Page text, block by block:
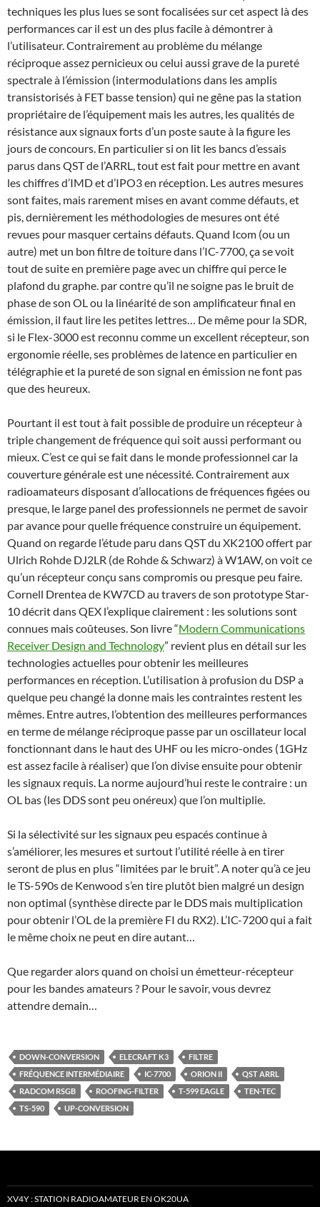
techniques les plus lues se sont focalisées sur cet aspect là des
performances car il est un des plus facile à démontrer à
l’utilisateur. Contrairement au problème du mélange
réciproque assez pernicieux ou celui aussi grave de la pureté
spectrale à l’émission (intermodulations dans les amplis
transistorisés à FET basse tension) qui ne gêne pas la station
propriétaire de l’équipement mais les autres, les qualités de
résistance aux signaux forts d’un poste saute à la figure les
jours de concours. En particulier si on lit les bancs d’essais
parus dans QST de l’ARRL, tout est fait pour mettre en avant
les chiffres d’IMD et d’IPO3 en réception. Les autres mesures
sont faites, mais rarement mises en avant comme défauts, et
pis, dernièrement les méthodologies de mesures ont été
revues pour masquer certains défauts. Quand Icom (ou un
autre) met un bon filtre de toiture dans l’IC-7700, ça se voit
tout de suite en première page avec un chiffre qui perce le
plafond du graphe. par contre qu’il ne soigne pas le bruit de
phase de son OL ou la linéarité de son amplificateur final en
émission, il faut lire les petites lettres… De même pour la SDR,
si le Flex-3000 est reconnu comme un excellent récepteur, son
ergonomie réelle, ses problèmes de latence en particulier en
télégraphie et la pureté de son signal en émission ne font pas
que des heureux.
Pourtant il est tout à fait possible de produire un récepteur à
triple changement de fréquence qui soit aussi performant ou
mieux. C’est ce qui se fait dans le monde professionnel car la
couverture générale est une nécessité. Contrairement aux
radioamateurs disposant d’allocations de fréquences figées ou
presque, le large panel des professionnels ne permet de savoir
par avance pour quelle fréquence construire un équipement.
Quand on regarde l’étude paru dans QST du XK2100 offert par
Ulrich Rohde DJ2LR (de Rohde & Schwarz) à W1AW, on voit ce
qu’un récepteur conçu sans compromis ou presque peu faire.
Cornell Drentea de KW7CD au travers de son prototype Star-
10 décrit dans QEX l’explique clairement : les solutions sont
connues mais coûteuses. Son livre “Modern Communications
Receiver Design and Technology” revient plus en détail sur les
technologies actuelles pour obtenir les meilleures
performances en réception. L’utilisation à profusion du DSP a
quelque peu changé la donne mais les contraintes restent les
mêmes. Entre autres, l’obtention des meilleures performances
en terme de mélange réciproque passe par un oscillateur local
fonctionnant dans le haut des UHF ou les micro-ondes (1GHz
est assez facile à réaliser) que l’on divise ensuite pour obtenir
les signaux requis. La norme aujourd’hui reste le contraire : un
OL bas (les DDS sont peu onéreux) que l’on multiplie.
Si la sélectivité sur les signaux peu espacés continue à
s’améliorer, les mesures et surtout l’utilité réelle à en tirer
seront de plus en plus “limitées par le bruit”. A noter qu’à ce jeu
le TS-590s de Kenwood s’en tire plutôt bien malgré un design
non optimal (synthèse directe par le DDS mais multiplication
pour obtenir l’OL de la première FI du RX2). L’IC-7200 qui a fait
le même choix ne peut en dire autant…
Que regarder alors quand on choisi un émetteur-récepteur
pour les bandes amateurs ? Pour le savoir, vous devrez
attendre demain…
DOWN-CONVERSION ELECRAFT K3
FILTRE
FRÉQUENCE INTERMÉDIAIRE
IC-7700 ORION II
QST ARRL
RADCOM RSGB
ROOFING-FILTER T-599 EAGLE
TEN-TEC
TS-590
UP-CONVERSION
XV4Y : STATION RADIOAMATEUR EN OK20UA